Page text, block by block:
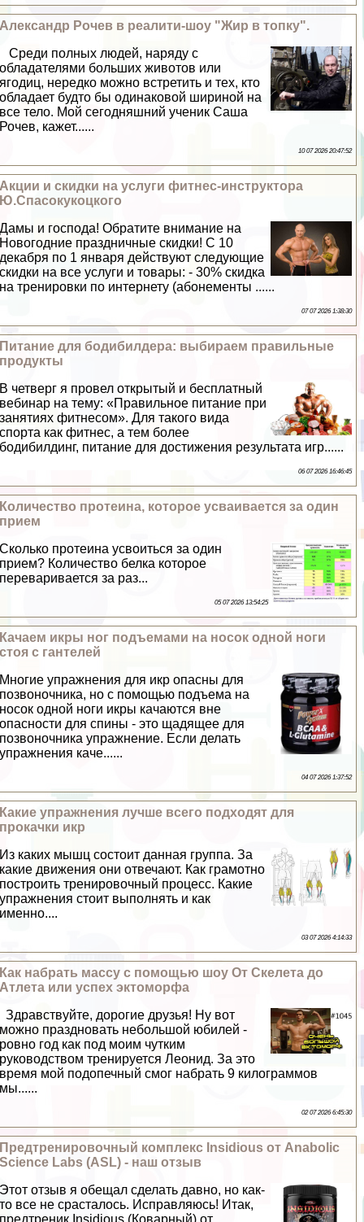
Александр Рочев в реалити-шоу "Жир в топку".
Среди полных людей, наряду с
обладателями больших животов или
ягoдиц, нередко можно встретить и тех, кто
обладает будто бы одинаковой шириной на
все тело. Мой сегодняшний ученик Саша
Рочев, кажет......
10 07 2026 20:47:52
Акции и скидки на услуги фитнес-инструктора
Ю.Спасокукоцкого
Дамы и господа! Обратите внимание на
Новогодние праздничные скидки! С 10
декабря по 1 января действуют следующие
скидки на все услуги и товары: - 30% скидка
на тренировки по интернету (абонементы ......
07 07 2026 1:38:30
Питание для бодибилдера: выбираем правильные
продукты
В четверг я провел открытый и бесплатный
вебинар на тему: «Правильное питание при
занятиях фитнесом». Для такого вида
спорта как фитнес, а тем более
бодибилдинг, питание для достижения результата игр......
06 07 2026 16:46:45
Количество протеина, которое усваивается за один
прием
Сколько протеина усвоиться за один
прием? Количество белка которое
переваривается за раз...
05 07 2026 13:54:25
Качаем икры ног подъемами на носок одной ноги
стоя с гантелей
Многие упражнения для икр опасны для
позвоночника, но с помощью подъема на
носок одной ноги икры качаются вне
опасности для спины - это щадящее для
позвоночника упражнение. Если делать
упражнения каче......
04 07 2026 1:37:52
Какие упражнения лучше всего подходят для
прокачки икр
Из каких мышц состоит данная группа. За
какие движения они отвечают. Как грамотно
построить тренировочный процесс. Какие
упражнения стоит выполнять и как
именно....
03 07 2026 4:14:33
Как набрать массу с помощью шоу От Скелета до
Атлета или успех эктоморфа
Здравствуйте, дорогие друзья! Ну вот
можно праздновать небольшой юбилей -
ровно год как под моим чутким
руководством тренируется Леонид. За это
время мой подопечный смог набрать 9 килограммов
мы......
02 07 2026 6:45:30
Предтренировочный комплекс Insidious от Anabolic
Science Labs (ASL) - наш отзыв
Этот отзыв я обещал сделать давно, но как-
то все не срасталось. Исправляюсь! Итак,
предтреник Insidious (Коварный) от